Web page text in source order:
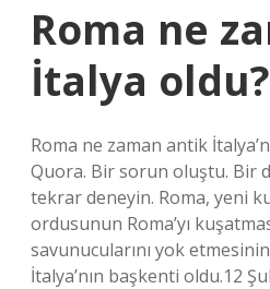
Roma ne
İtalya oldu?
Roma ne zaman antik
Quora. Bir sorun oluştu. Bir
tekrar deneyin. Roma, yeni
ordusunun Roma’yı
savunucularını yok
İtalya’nın başkenti oldu.12